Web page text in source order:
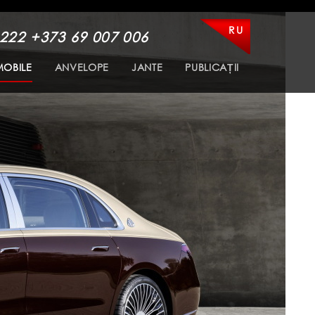
RU
+373 69 007 006
ANVELOPE JANTE PUBLICAȚII